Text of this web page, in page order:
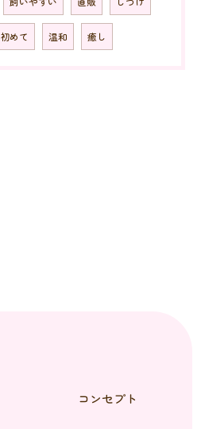
初めて 温和 癒し
コンセプト